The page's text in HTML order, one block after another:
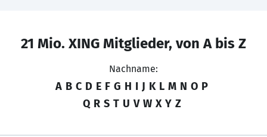
21 Mio. XING Mitglieder, von A bis Z
Nachname:
A B C D E F G H I J K L M N O P
Q R S T U V W X Y Z